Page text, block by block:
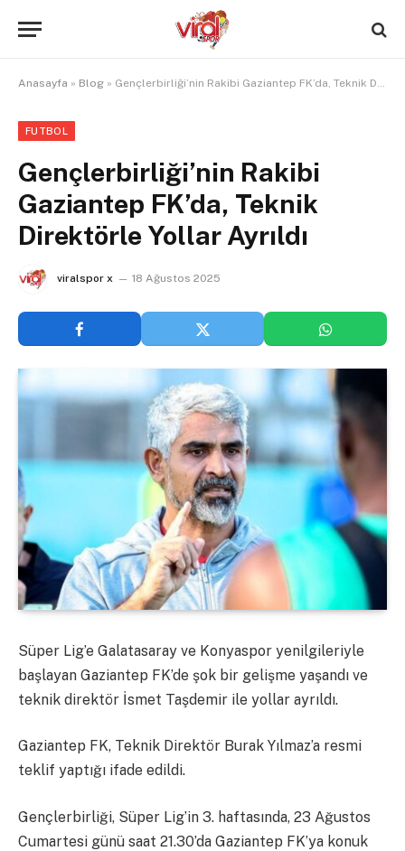
Anasayfa » Blog » Gençlerbirliği’nin Rakibi Gaziantep FK’da, Teknik Direktörle Yollar Ayrıldı
FUTBOL
Gençlerbirliği’nin Rakibi
Gaziantep FK’da, Teknik
Direktörle Yollar Ayrıldı
viralspor x 18 Ağustos 2025
Süper Lig’e Galatasaray ve Konyaspor yenilgileriyle
başlayan Gaziantep FK’de şok bir gelişme yaşandı ve
teknik direktör İsmet Taşdemir ile yollar ayrıldı.
Gaziantep FK, Teknik Direktör Burak Yılmaz’a resmi
teklif yaptığı ifade edildi.
Gençlerbirliği, Süper Lig’in 3. haftasında, 23 Ağustos
Cumartesi günü saat 21.30’da Gaziantep FK’ya konuk